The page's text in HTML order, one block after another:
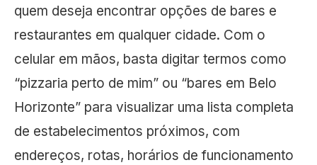
quem deseja encontrar opções de bares e
restaurantes em qualquer cidade. Com o
celular em mãos, basta digitar termos como
“pizzaria perto de mim” ou “bares em Belo
Horizonte” para visualizar uma lista completa
de estabelecimentos próximos, com
endereços, rotas, horários de funcionamento